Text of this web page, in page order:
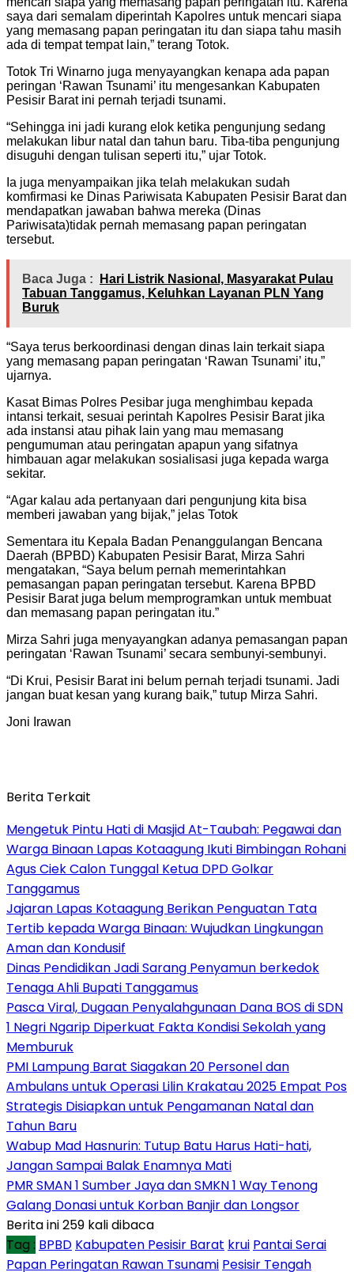
saya dari semalam diperintah Kapolres untuk mencari siapa
yang memasang papan peringatan itu dan siapa tahu masih
ada di tempat tempat lain,” terang Totok.
Totok Tri Winarno juga menyayangkan kenapa ada papan
peringan ‘Rawan Tsunami’ itu mengesankan Kabupaten
Pesisir Barat ini pernah terjadi tsunami.
“Sehingga ini jadi kurang elok ketika pengunjung sedang
melakukan libur natal dan tahun baru. Tiba-tiba pengunjung
disuguhi dengan tulisan seperti itu,” ujar Totok.
Ia juga menyampaikan jika telah melakukan sudah
komfirmasi ke Dinas Pariwisata Kabupaten Pesisir Barat dan
mendapatkan jawaban bahwa mereka (Dinas
Pariwisata)tidak pernah memasang papan peringatan
tersebut.
Baca Juga :
Hari Listrik Nasional, Masyarakat Pulau
Tabuan Tanggamus, Keluhkan Layanan PLN Yang
Buruk
“Saya terus berkoordinasi dengan dinas lain terkait siapa
yang memasang papan peringatan ‘Rawan Tsunami’ itu,”
ujarnya.
Kasat Bimas Polres Pesibar juga menghimbau kepada
intansi terkait, sesuai perintah Kapolres Pesisir Barat jika
ada instansi atau pihak lain yang mau memasang
pengumuman atau peringatan apapun yang sifatnya
himbauan agar melakukan sosialisasi juga kepada warga
sekitar.
“Agar kalau ada pertanyaan dari pengunjung kita bisa
memberi jawaban yang bijak,” jelas Totok
Sementara itu Kepala Badan Penanggulangan Bencana
Daerah (BPBD) Kabupaten Pesisir Barat, Mirza Sahri
mengatakan, “Saya belum pernah memerintahkan
pemasangan papan peringatan tersebut. Karena BPBD
Pesisir Barat juga belum memprogramkan untuk membuat
dan memasang papan peringatan itu.”
Mirza Sahri juga menyayangkan adanya pemasangan papan
peringatan ‘Rawan Tsunami’ secara sembunyi-sembunyi.
“Di Krui, Pesisir Barat ini belum pernah terjadi tsunami. Jadi
jangan buat kesan yang kurang baik,” tutup Mirza Sahri.
Joni Irawan
Berita Terkait
Mengetuk Pintu Hati di Masjid At-Taubah: Pegawai dan
Warga Binaan Lapas Kotaagung Ikuti Bimbingan Rohani
Agus Ciek Calon Tunggal Ketua DPD Golkar
Tanggamus
Jajaran Lapas Kotaagung Berikan Penguatan Tata
Tertib kepada Warga Binaan: Wujudkan Lingkungan
Aman dan Kondusif
Dinas Pendidikan Jadi Sarang Penyamun berkedok
Tenaga Ahli Bupati Tanggamus
Pasca Viral, Dugaan Penyalahgunaan Dana BOS di SDN
1 Negri Ngarip Diperkuat Fakta Kondisi Sekolah yang
Memburuk
PMI Lampung Barat Siagakan 20 Personel dan
Ambulans untuk Operasi Lilin Krakatau 2025 Empat Pos
Strategis Disiapkan untuk Pengamanan Natal dan
Tahun Baru
Wabup Mad Hasnurin: Tutup Batu Harus Hati-hati,
Jangan Sampai Balak Enamnya Mati
PMR SMAN 1 Sumber Jaya dan SMKN 1 Way Tenong
Galang Donasi untuk Korban Banjir dan Longsor
Berita ini 259 kali dibaca
Tag : BPBD Kabupaten Pesisir Barat krui Pantai Serai
Papan Peringatan Rawan Tsunami Pesisir Tengah